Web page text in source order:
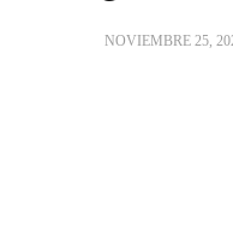
NOVIEMBRE 25,